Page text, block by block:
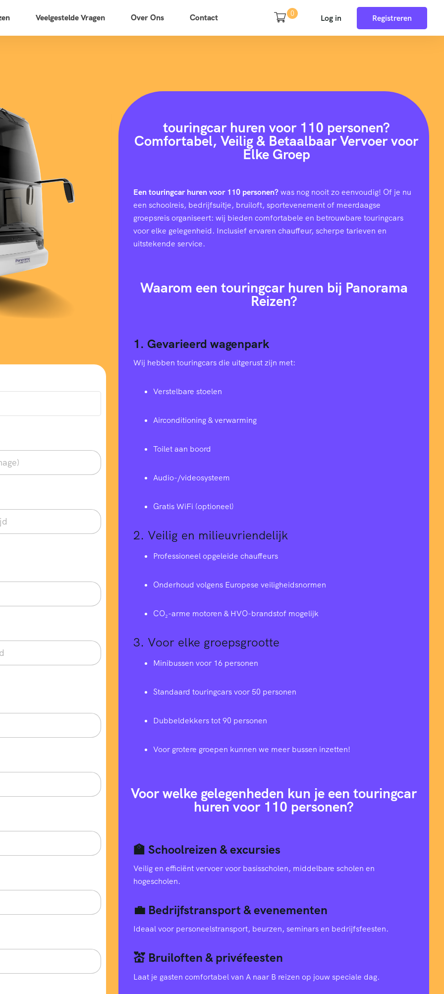
Veelgestelde Vragen Over Ons Contact 0 Log in Registreren
touringcar huren voor 110 personen?
Comfortabel, Veilig & Betaalbaar Vervoer voor
Elke Groep
Een touringcar huren voor 110 personen?was nog nooit zo eenvoudig! Of je nu
een schoolreis, bedrijfsuitje, bruiloft, sportevenement of meerdaagse
groepsreis organiseert: wij bieden comfortabele en betrouwbare touringcars
voor elke gelegenheid. Inclusief ervaren chauffeur, scherpe tarieven en
uitstekende service.
Waarom een touringcar huren bij Panorama
Reizen?
1. Gevarieerd wagenpark
Wij hebben touringcars die uitgerust zijn met:
Verstelbare stoelen
Airconditioning & verwarming
Toilet aan boord
Audio-/videosysteem
Gratis WiFi (optioneel)
2. Veilig en milieuvriendelijk
Professioneel opgeleide chauffeurs
Onderhoud volgens Europese veiligheidsnormen
CO₂-arme motoren & HVO-brandstof mogelijk
3. Voor elke groepsgrootte
Minibussen voor 16 personen
Standaard touringcars voor 50 personen
Dubbeldekkers tot 90 personen
Voor grotere groepen kunnen we meer bussen inzetten!
Voor welke gelegenheden kun je een touringcar
huren voor 110 personen?
🏫 Schoolreizen & excursies
Veilig en efficiënt vervoer voor basisscholen, middelbare scholen en
hogescholen.
💼 Bedrijfstransport & evenementen
Ideaal voor personeelstransport, beurzen, seminars en bedrijfsfeesten.
💒 Bruiloften & privéfeesten
Laat je gasten comfortabel van A naar B reizen op jouw speciale dag.